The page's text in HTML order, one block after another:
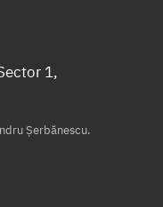
1,
Șerbănescu.